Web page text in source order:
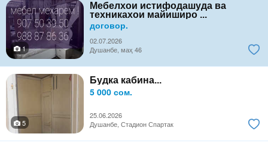
Мебелхои истифодашуда ва
техникахои майиширо ...
договор.
02.07.2026
1
Душанбе, маҳ 46
Будка кабина...
5 000 сом.
25.06.2026
5
Душанбе, Стадион Спартак